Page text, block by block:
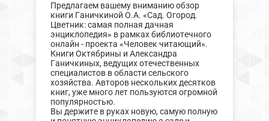
Предлагаем вашему вниманию обзор
книги Ганичкиной О.А. «Сад. Огород.
Цветник: самая полная дачная
энциклопедия» в рамках библиотечного
онлайн - проекта «Человек читающий».
Книги Октябрины и Александра
Ганичкиных, ведущих отечественных
специалистов в области сельского
хозяйства. Авторов нескольких десятков
книг, уже много лет пользуются огромной
популярностью.
Вы держите в руках новую, самую полную